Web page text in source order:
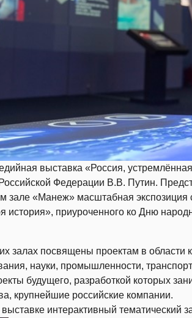
выставка «Россия,
Федерации В.В. Путин.
зале «Манеж» масштабная экспозиция
приуроченного ко Дню
залах посвящены проектам в области
науки, промышленности,
будущего, разработкой которых
крупнейшие российские компании.
интерактивный тематический